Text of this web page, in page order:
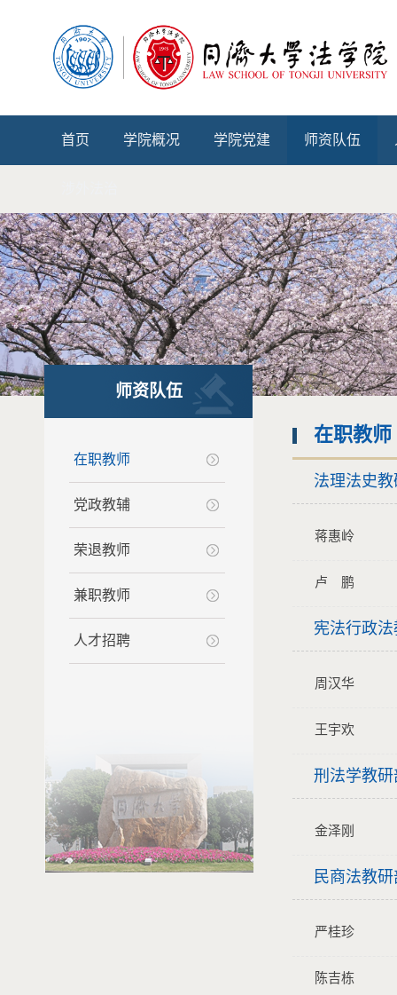
首页 学院概况 学院党建 师资队伍
师资队伍
在职教师
党政教辅
荣退教师
兼职教师
人才招聘
在职教师
法理法史
蒋惠岭
卢 鹏
宪法行政
周汉华
王宇欢
刑法学教研
金泽刚
民商法教研
严桂珍
陈吉栋